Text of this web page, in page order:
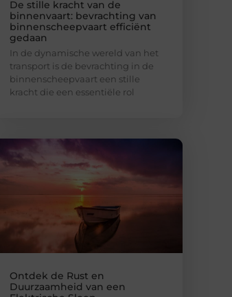
De stille kracht van de
binnenvaart: bevrachting van
binnenscheepvaart efficiënt
gedaan
In de dynamische wereld van het
transport is de bevrachting in de
binnenscheepvaart een stille
kracht die een essentiële rol
Ontdek de Rust en
Duurzaamheid van een